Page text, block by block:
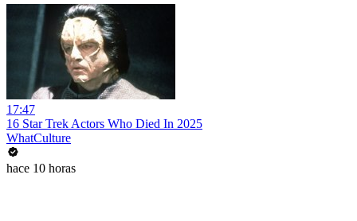
17:47
16 Star Trek Actors Who Died In 2025
WhatCulture
hace 10 horas